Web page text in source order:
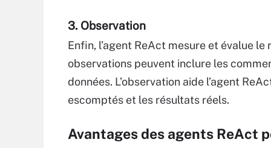
3. Observation
Enfin, l’agent ReAct mesure et évalue
observations peuvent inclure les
données. L’observation aide l’agent
escomptés et les résultats réels.
Avantages des agents ReAct